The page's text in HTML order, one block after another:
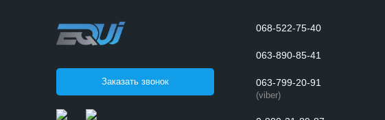
Заказать звонок
068-522-75-40
063-890-85-41
063-799-20-91
(viber)